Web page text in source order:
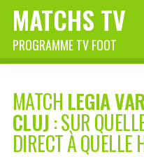
MATCHS TV
PROGRAMME TV FOOT
MATCH LEGIA
CLUJ: SUR
DIRECT À QUELLE